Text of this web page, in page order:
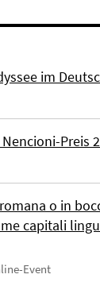
im
Preis
o in
capitali
Event